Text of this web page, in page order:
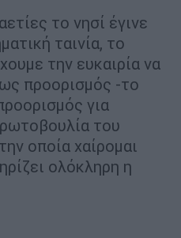
το νησί έγινε
ταινία, το
την ευκαιρία να
προορισμός -το
για
του
οποία χαίρομαι
ολόκληρη η